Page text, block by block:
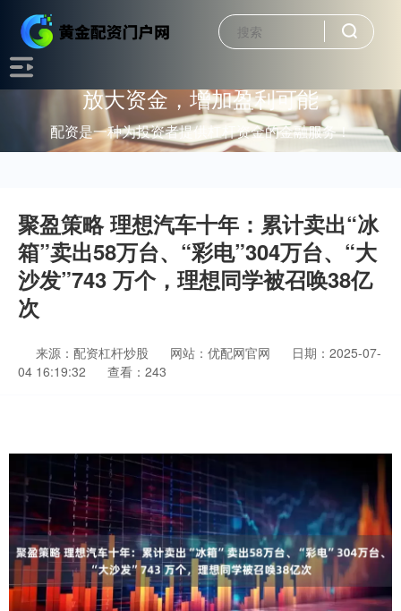
放大资金，增加盈利可能
配资是一种为投资者提供杠杆资金的金融服务！
聚盈策略 理想汽车十年：累计卖出“冰
箱”卖出58万台、“彩电”304万台、“大
沙发”743 万个，理想同学被召唤38亿
次
来源：配资杠杆炒股 网站：优配网官网
日期：2025-07-
04 16:19:32
查看：243